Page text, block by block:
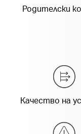
Родителски
Качество на